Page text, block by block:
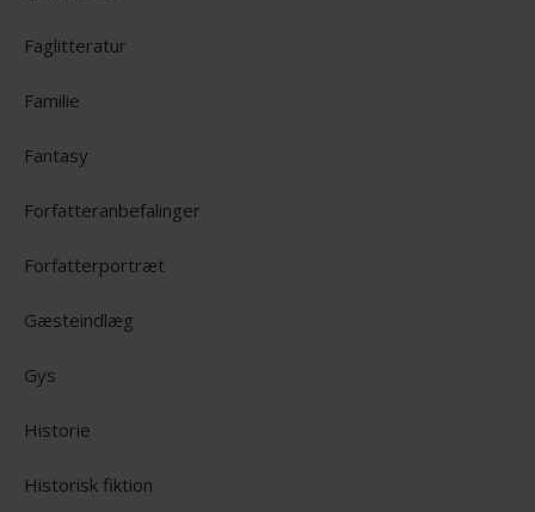
Faglitteratur
Familie
Fantasy
Forfatteranbefalinger
Forfatterportræt
Gæsteindlæg
Gys
Historie
Historisk fiktion